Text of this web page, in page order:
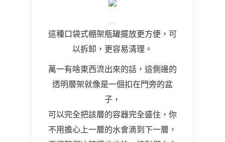
這種口袋式棚架瓶罐擺放更方便，可
以拆卸，更容易清理。
萬一有啥東西流出來的話，這側邊的
透明層架就像是一個扣在門旁的盆
子，
可以完全把該層的容器完全盛住，你
不用擔心上一層的水會滴到下一層，